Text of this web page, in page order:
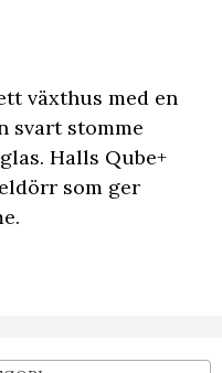
växthus med en
svart stomme
Halls Qube+
som ger